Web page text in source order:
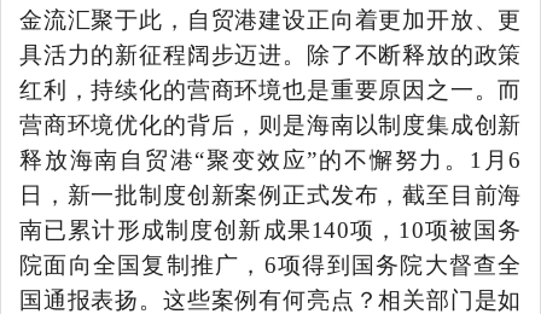
金流汇聚于此，自贸港建设正向着更加开放、更
具活力的新征程阔步迈进。除了不断释放的政策
红利，持续化的营商环境也是重要原因之一。而
营商环境优化的背后，则是海南以制度集成创新
释放海南自贸港“聚变效应”的不懈努力。1月6
日，新一批制度创新案例正式发布，截至目前海
南已累计形成制度创新成果140项，10项被国务
院面向全国复制推广，6项得到国务院大督查全
国通报表扬。这些案例有何亮点？相关部门是如